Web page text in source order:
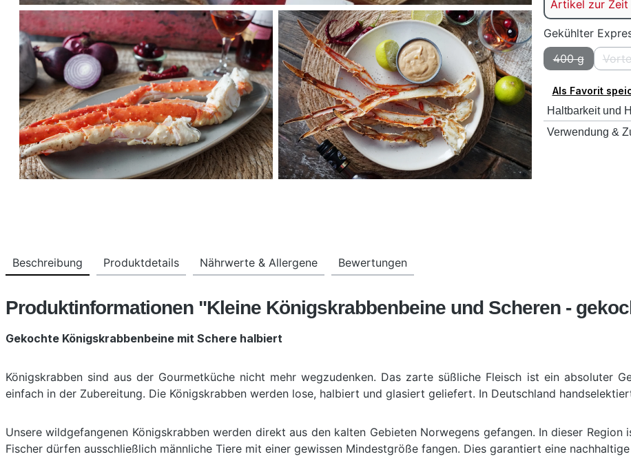
Artikel zur
Gekühlter
400 g
(Diese
Als Favorit
Haltbarkeit und
Verwendung &
Beschreibung Produktdetails Nährwerte & Allergene Bewertungen
Produktinformationen "Kleine Königskrabbenbeine und Scheren -
Gekochte Königskrabbenbeine mit Schere halbiert
Königskrabben sind aus der Gourmetküche nicht mehr wegzudenken. Das zarte süßliche Fleisch ist ein absoluter
einfach in der Zubereitung. Die Königskrabben werden lose, halbiert und glasiert geliefert. In Deutschland
Unsere wildgefangenen Königskrabben werden direkt aus den kalten Gebieten Norwegens gefangen. In dieser
Fischer dürfen ausschließlich männliche Tiere mit einer gewissen Mindestgröße fangen. Dies garantiert eine